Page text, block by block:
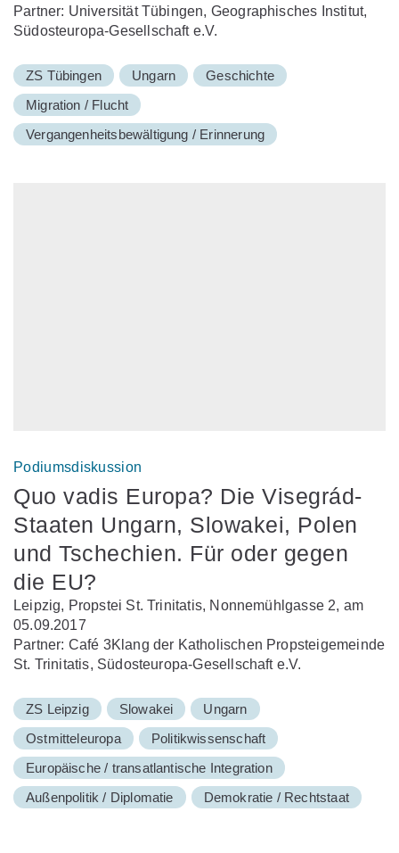
Partner: Universität Tübingen, Geographisches Institut,
Südosteuropa-Gesellschaft e.V.
ZS Tübingen Ungarn
Geschichte
Migration / Flucht
Vergangenheitsbewältigung / Erinnerung
Podiumsdiskussion
Quo vadis Europa? Die Visegrád-
Staaten Ungarn, Slowakei, Polen
und Tschechien. Für oder gegen
die EU?
Leipzig, Propstei St. Trinitatis, Nonnemühlgasse 2, am
05.09.2017
Partner: Café 3Klang der Katholischen Propsteigemeinde
St. Trinitatis, Südosteuropa-Gesellschaft e.V.
ZS Leipzig Slowakei
Ungarn
Ostmitteleuropa
Politikwissenschaft
Europäische / transatlantische Integration
Außenpolitik / Diplomatie
Demokratie / Rechtstaat